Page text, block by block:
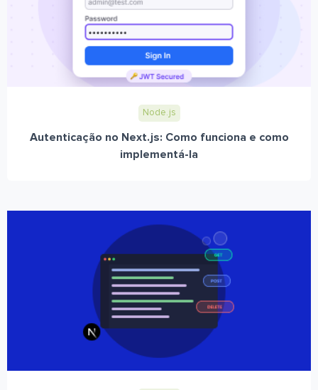
Node.js
Autenticação no Next.js: Como funciona e como
implementá-la